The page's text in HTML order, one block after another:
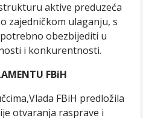
aktive preduzeća
zajedničkom ulaganju, s
obezbijediti u
i konkurentnosti.
FBiH
FBiH predložila
otvaranja rasprave i